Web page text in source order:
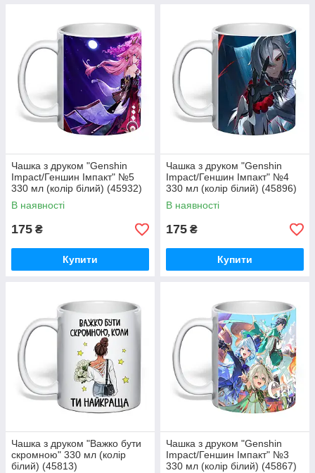
Чашка з друком "Genshin
Impact/Геншин Імпакт" №5
330 мл (колір білий) (45932)
В наявності
175 ₴
Купити
Чашка з друком "Genshin
Impact/Геншин Імпакт" №4
330 мл (колір білий) (45896)
В наявності
175 ₴
Купити
Чашка з друком "Важко бути
скромною" 330 мл (колір
білий) (45813)
Чашка з друком "Genshin
Impact/Геншин Імпакт" №3
330 мл (колір білий) (45867)